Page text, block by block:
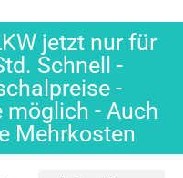
jetzt nur für
Schnell -
-
möglich - Auch
Mehrkosten